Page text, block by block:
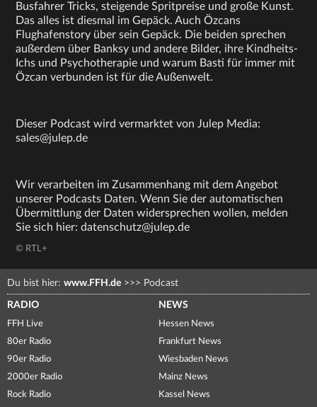
Busfahrer Tricks, steigende Spritpreise und große Kunst.
Das alles ist diesmal im Gepäck. Auch Özcans
Flughafenstory über sein Gepäck. Die beiden sprechen
außerdem über Banksy und andere Bilder, ihre Kindheits-
Ichs und Psychotherapie und warum Basti für immer mit
Özcan verbunden ist für die Außenwelt.
Dieser Podcast wird vermarktet von Julep Media:
sales@julep.de
Wir verarbeiten im Zusammenhang mit dem Angebot
unserer Podcasts Daten. Wenn Sie der automatischen
Übermittlung der Daten widersprechen wollen, melden
Sie sich hier: datenschutz@julep.de
© RTL+
Du bist hier: www.FFH.de >>> Podcast
RADIO
FFH Live
80er Radio
90er Radio
2000er Radio
Rock Radio
NEWS
Hessen News
Frankfurt News
Wiesbaden News
Mainz News
Kassel News